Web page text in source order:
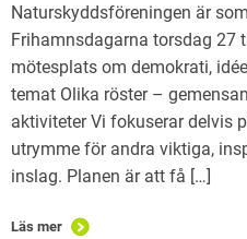
Naturskyddsföreningen är
Frihamnsdagarna torsdag 27
mötesplats om demokrati,
temat Olika röster –
aktiviteter Vi fokuserar delvis
utrymme för andra viktiga,
inslag. Planen är att få […]
Läs mer